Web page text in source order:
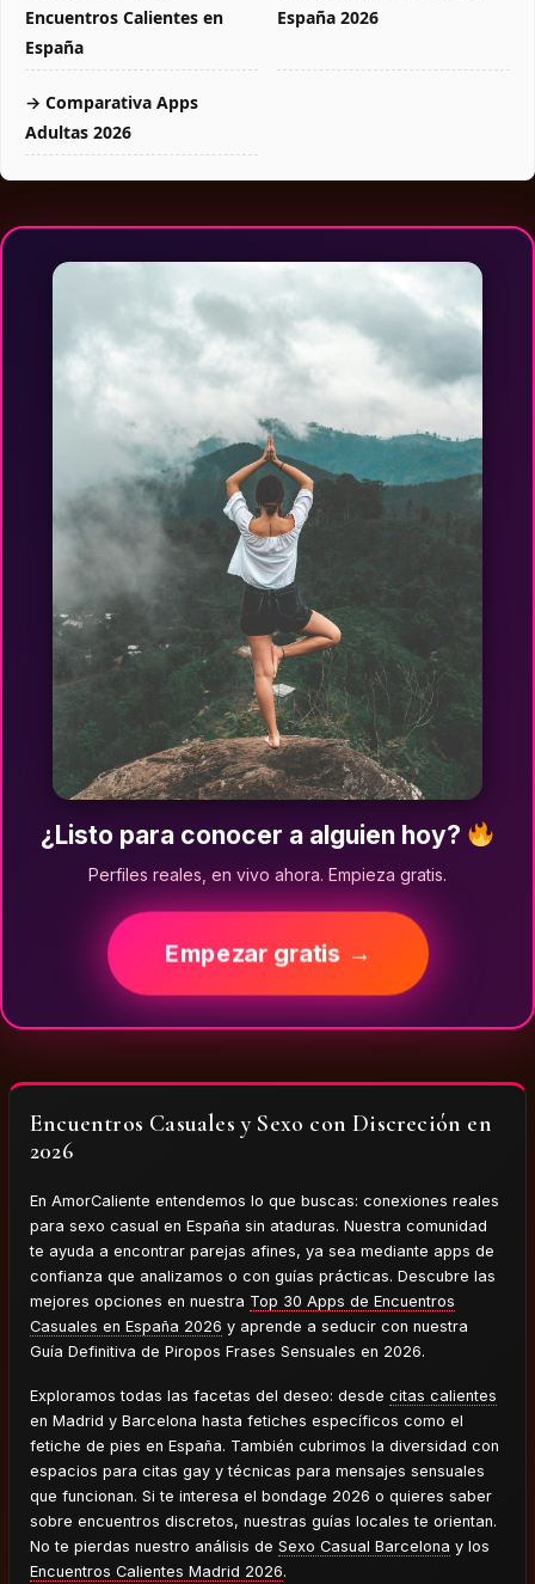
Encuentros Calientes en
España
España 2026
→ Comparativa Apps
Adultas 2026
¿Listo para conocer a alguien hoy?
Perfiles reales, en vivo ahora. Empieza gratis.
Empezar gratis →
Encuentros Casuales y Sexo con Discreción en
2026
En AmorCaliente entendemos lo que buscas: conexiones reales
para sexo casual en España sin ataduras. Nuestra comunidad
te ayuda a encontrar parejas afines, ya sea mediante apps de
confianza que analizamos o con guías prácticas. Descubre las
mejores opciones en nuestra Top 30 Apps de Encuentros
Casuales en España 2026 y aprende a seducir con nuestra
Guía Definitiva de Piropos Frases Sensuales en 2026.
Exploramos todas las facetas del deseo: desdecitas calientes
en Madrid y Barcelona hasta fetiches específicos como el
fetiche de pies en España. También cubrimos la diversidad con
espacios para citas gay y técnicas para mensajes sensuales
que funcionan. Si te interesa el bondage 2026 o quieres saber
sobre encuentros discretos, nuestras guías locales te orientan.
No te pierdas nuestro análisis deSexo Casual Barcelona y los
Encuentros Calientes Madrid 2026.